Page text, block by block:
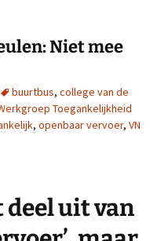
Niet mee
buurtbus, college van de
Toegankelijkheid
, openbaar vervoer, VN
uit van